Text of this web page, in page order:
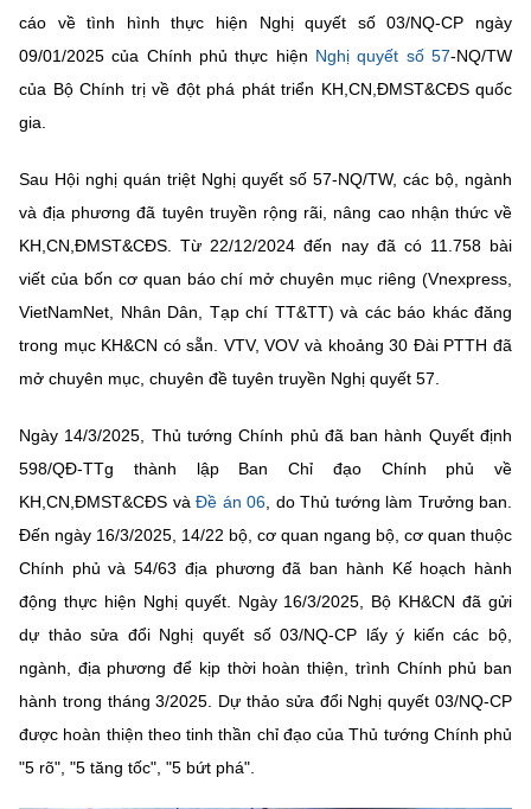
cáo về tình hình thực hiện Nghị quyết số 03/NQ-CP ngày
09/01/2025 của Chính phủ thực hiện Nghị quyết số 57-NQ/TW
của Bộ Chính trị về đột phá phát triển KH,CN,ĐMST&CĐS quốc
gia.
Sau Hội nghị quán triệt Nghị quyết số 57-NQ/TW, các bộ, ngành
và địa phương đã tuyên truyền rộng rãi, nâng cao nhận thức về
KH,CN,ĐMST&CĐS. Từ 22/12/2024 đến nay đã có 11.758 bài
viết của bốn cơ quan báo chí mở chuyên mục riêng (Vnexpress,
VietNamNet, Nhân Dân, Tạp chí TT&TT) và các báo khác đăng
trong mục KH&CN có sẵn. VTV, VOV và khoảng 30 Đài PTTH đã
mở chuyên mục, chuyên đề tuyên truyền Nghị quyết 57.
Ngày 14/3/2025, Thủ tướng Chính phủ đã ban hành Quyết định
598/QĐ-TTg thành lập Ban Chỉ đạo Chính phủ về
KH,CN,ĐMST&CĐS và Đề án 06 , do Thủ tướng làm Trưởng ban.
Đến ngày 16/3/2025, 14/22 bộ, cơ quan ngang bộ, cơ quan thuộc
Chính phủ và 54/63 địa phương đã ban hành Kế hoạch hành
động thực hiện Nghị quyết. Ngày 16/3/2025, Bộ KH&CN đã gửi
dự thảo sửa đổi Nghị quyết số 03/NQ-CP lấy ý kiến các bộ,
ngành, địa phương để kịp thời hoàn thiện, trình Chính phủ ban
hành trong tháng 3/2025. Dự thảo sửa đổi Nghị quyết 03/NQ-CP
được hoàn thiện theo tinh thần chỉ đạo của Thủ tướng Chính phủ
"5 rõ", "5 tăng tốc", "5 bứt phá".